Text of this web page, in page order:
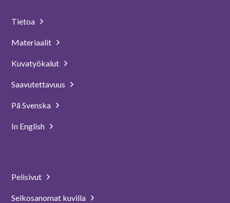
Tietoa
Materiaalit
Kuvatyökalut
Saavutettavuus
På Svenska
In English
Pelisivut
Selkosanomat kuvilla